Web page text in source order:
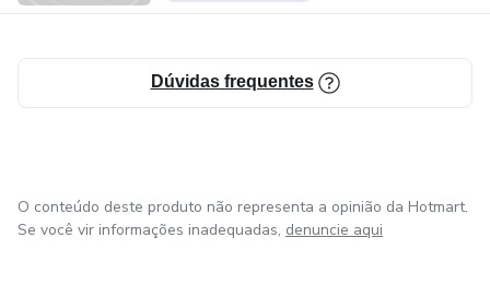
Dúvidas frequentes
O conteúdo deste produto não representa a opinião da Hotmart.
Se você vir informações inadequadas, denuncie aqui